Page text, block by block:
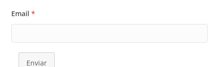
Email *
Enviar